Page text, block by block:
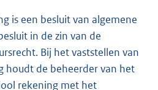
is een besluit van algemene
in de zin van de
Bij het vaststellen van
houdt de beheerder van het
rekening met het